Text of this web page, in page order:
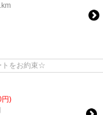
トをお約束☆
円)